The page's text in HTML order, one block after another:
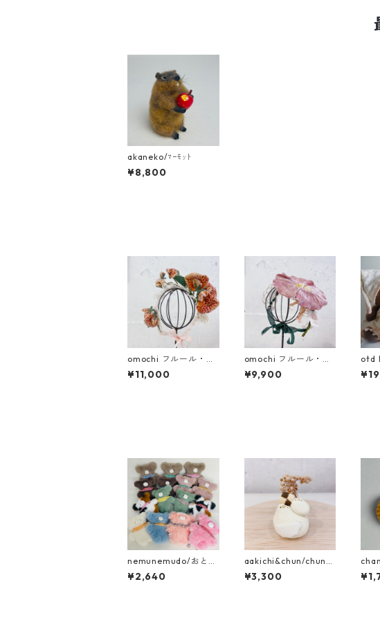
akaneko/ﾏｰﾓｯﾄ
¥8,800
omochi フルール・ド
ゥ・シルク 蘭 (ドール
用ヘッドドレス)
¥11,000
omochi フルール・ド
ゥ・シルク朝顔・菊
(ドール用ヘッドドレ
¥9,900
otd
かし
nemunemudo/おとも
だちくまちゃん
¥2,640
aakichi&chun/chunの
一輪挿し ｸｯｷｰ
¥3,300
ｰﾎﾙ